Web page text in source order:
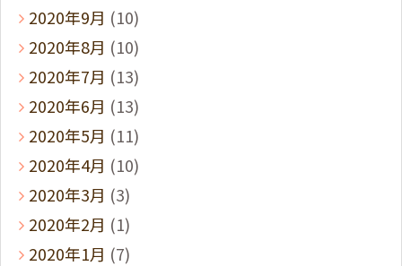
2020年9月 (10)
2020年8月 (10)
2020年7月 (13)
2020年6月 (13)
2020年5月 (11)
2020年4月 (10)
2020年3月 (3)
2020年2月 (1)
2020年1月 (7)